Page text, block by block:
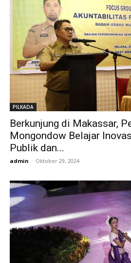
PILKADA
Berkunjung di Makassar,
Mongondow Belajar
Publik dan...
admin - Oktober 29, 2024